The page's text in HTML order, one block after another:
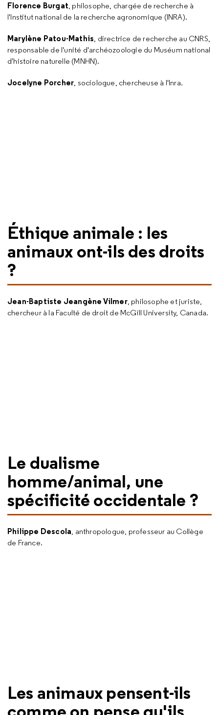
Florence Burgat, philosophe, chargée de recherche à
l'Institut national de la recherche agronomique (INRA).
Marylène Patou-Mathis, directrice de recherche au CNRS,
responsable de l'unité d'archéozoologie du Muséum national
d'histoire naturelle (MNHN).
Jocelyne Porcher, sociologue, chercheuse à l'Inra.
Éthique animale : les
animaux ont-ils des droits
?
Jean-Baptiste Jeangène Vilmer, philosophe et juriste,
chercheur à la Faculté de droit de McGill University, Canada.
Le dualisme
homme/animal, une
spécificité occidentale ?
Philippe Descola, anthropologue, professeur au Collège
de France.
Les animaux pensent-ils